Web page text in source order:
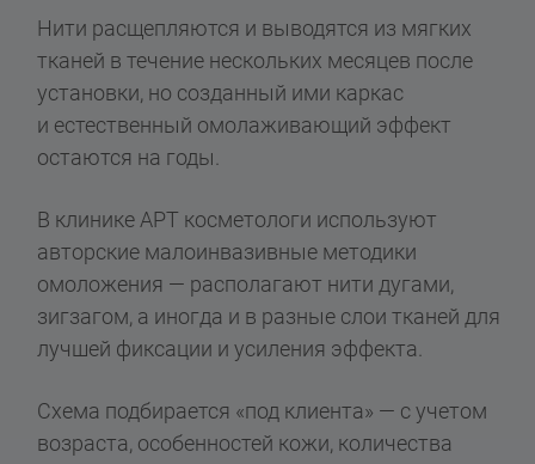
Нити расщепляются и выводятся из мягких
тканей в течение нескольких месяцев после
установки, но созданный ими каркас
и естественный омолаживающий эффект
остаются на годы.
В клинике АРТ косметологи используют
авторские малоинвазивные методики
омоложения — располагают нити дугами,
зигзагом, а иногда и в разные слои тканей для
лучшей фиксации и усиления эффекта.
Схема подбирается «под клиента» — с учетом
возраста, особенностей кожи, количества